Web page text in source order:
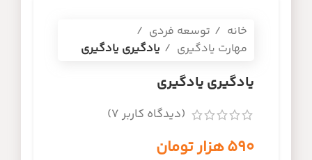
خانه
توسعه فردی
مهارت یادگیری
یادگیری یادگیری
یادگیری یادگیری
(دیدگاه کاربر7
)
۵۹۰هزار تومان